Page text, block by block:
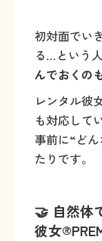
初対面でい
る…という人
んでおくの
レンタル彼
も対応して
事前に“ど
たりです。
🤝 自然体
彼女